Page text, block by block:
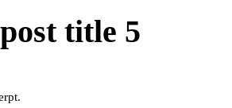
title 5